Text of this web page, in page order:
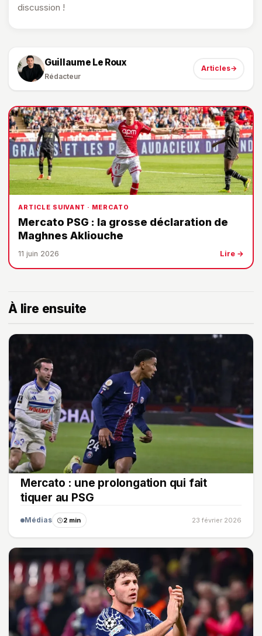
discussion !
Guillaume Le Roux
Rédacteur
Articles→
ARTICLE SUIVANT · MERCATO
Mercato PSG : la grosse déclaration de
Maghnes Akliouche
11 juin 2026 Lire →
À lire ensuite
Mercato : une prolongation qui fait
tiquer au PSG
Médias 2 min 23 février 2026